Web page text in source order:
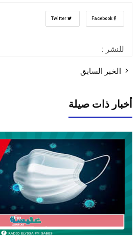
للنشر :
الخبر السابق
أخبار ذات صيلة